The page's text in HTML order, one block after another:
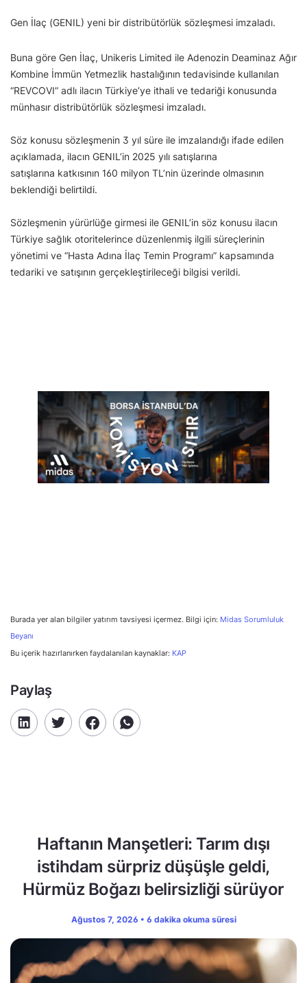
Gen İlaç (GENIL) yeni bir distribütörlük sözleşmesi imzaladı.
Buna göre Gen İlaç, Unikeris Limited ile Adenozin Deaminaz Ağır
Kombine İmmün Yetmezlik hastalığının tedavisinde kullanılan
“REVCOVI” adlı ilacın Türkiye’ye ithali ve tedariği konusunda
münhasır distribütörlük sözleşmesi imzaladı.
Söz konusu sözleşmenin 3 yıl süre ile imzalandığı ifade edilen
açıklamada, ilacın GENIL’in 2025 yılı satışlarına
satışlarına katkısının 160 milyon TL’nin üzerinde olmasının
beklendiği belirtildi.
Sözleşmenin yürürlüğe girmesi ile GENIL’in söz konusu ilacın
Türkiye sağlık otoritelerince düzenlenmiş ilgili süreçlerinin
yönetimi ve “Hasta Adına İlaç Temin Programı” kapsamında
tedariki ve satışının gerçekleştirileceği bilgisi verildi.
Burada yer alan bilgiler yatırım tavsiyesi içermez. Bilgi için: Midas Sorumluluk
Beyanı
Bu içerik hazırlanırken faydalanılan kaynaklar: KAP
Paylaş
Haftanın Manşetleri: Tarım dışı
istihdam sürpriz düşüşle geldi,
Hürmüz Boğazı belirsizliği sürüyor
Ağustos 7, 2026 • 6 dakika okuma süresi